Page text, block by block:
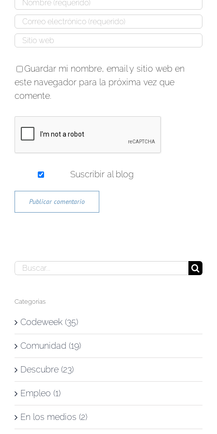
Guardar mi nombre, email y sitio web en
este navegador para la próxima vez que
comente.
Suscribir al blog
Buscar:
Categorías
Codeweek (35)
Comunidad (19)
Descubre (23)
Empleo (1)
En los medios (2)